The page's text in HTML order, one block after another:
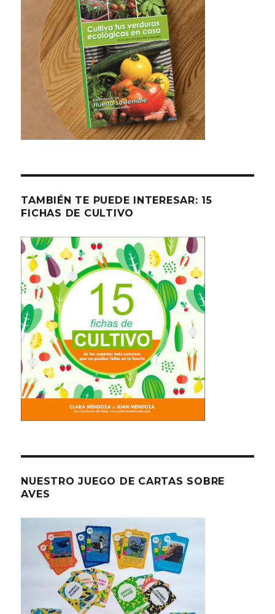
TAMBIÉN TE PUEDE INTERESAR: 15
FICHAS DE CULTIVO
NUESTRO JUEGO DE CARTAS SOBRE
AVES